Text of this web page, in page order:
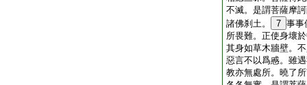
不滅。是謂菩薩摩
諸佛刹土。
7 事事
所畏難。正使身壞
其身如草木牆壁。
惡言不以爲慼。雖
教亦無處所。曉了